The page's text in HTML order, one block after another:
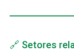
🔗 Setores